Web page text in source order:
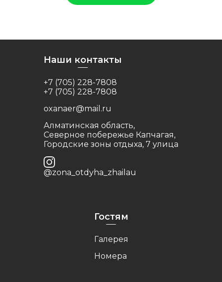
Наши контакты
+7 (705) 228-7808
+7 (705) 228-7808
oxanaer@mail.ru
Алматинская область,
Северное побережье Капчагая,
Городские зоны отдыха, 7 улица
@zona_otdyha_zhailau
Гостям
Галерея
Номера